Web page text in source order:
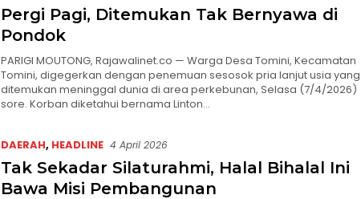
Pergi Pagi, Ditemukan Tak Bernyawa di
Pondok
PARIGI MOUTONG, Rajawalinet.co — Warga Desa Tomini, Kecamatan
Tomini, digegerkan dengan penemuan sesosok pria lanjut usia yang
ditemukan meninggal dunia di area perkebunan, Selasa (7/4/2026)
sore. Korban diketahui bernama Linton…
DAERAH, HEADLINE 4 April 2026
Tak Sekadar Silaturahmi, Halal Bihalal Ini
Bawa Misi Pembangunan